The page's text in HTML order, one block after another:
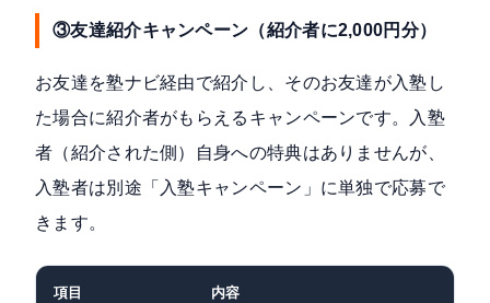
③友達紹介キャンペーン（紹介者に2,000円分）
お友達を塾ナビ経由で紹介し、そのお友達が入塾し
た場合に紹介者がもらえるキャンペーンです。入塾
者（紹介された側）自身への特典はありませんが、
入塾者は別途「入塾キャンペーン」に単独で応募で
きます。
項目 内容